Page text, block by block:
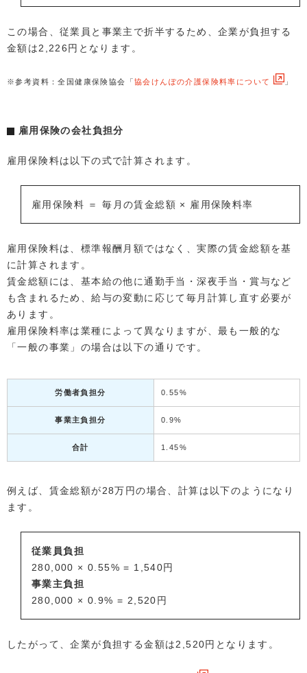
この場合、従業員と事業主で折半するため、企業が負担する
金額は2,226円となります。
※参考資料：全国健康保険協会「 協会けんぽの介護保険料率について 」
雇用保険の会社負担分
雇用保険料は以下の式で計算されます。
雇用保険料 ＝ 毎月の賃金総額 × 雇用保険料率
雇用保険料は、標準報酬月額ではなく、実際の賃金総額を基
に計算されます。
賃金総額には、基本給の他に通勤手当・深夜手当・賞与など
も含まれるため、給与の変動に応じて毎月計算し直す必要が
あります。
雇用保険料率は業種によって異なりますが、最も一般的な
「一般の事業」の場合は以下の通りです。
労働者負担分 0.55%
事業主負担分 0.9%
合計 1.45%
例えば、賃金総額が28万円の場合、計算は以下のようになり
ます。
従業員負担
280,000 × 0.55% = 1,540円
事業主負担
280,000 × 0.9% = 2,520円
したがって、企業が負担する金額は2,520円となります。